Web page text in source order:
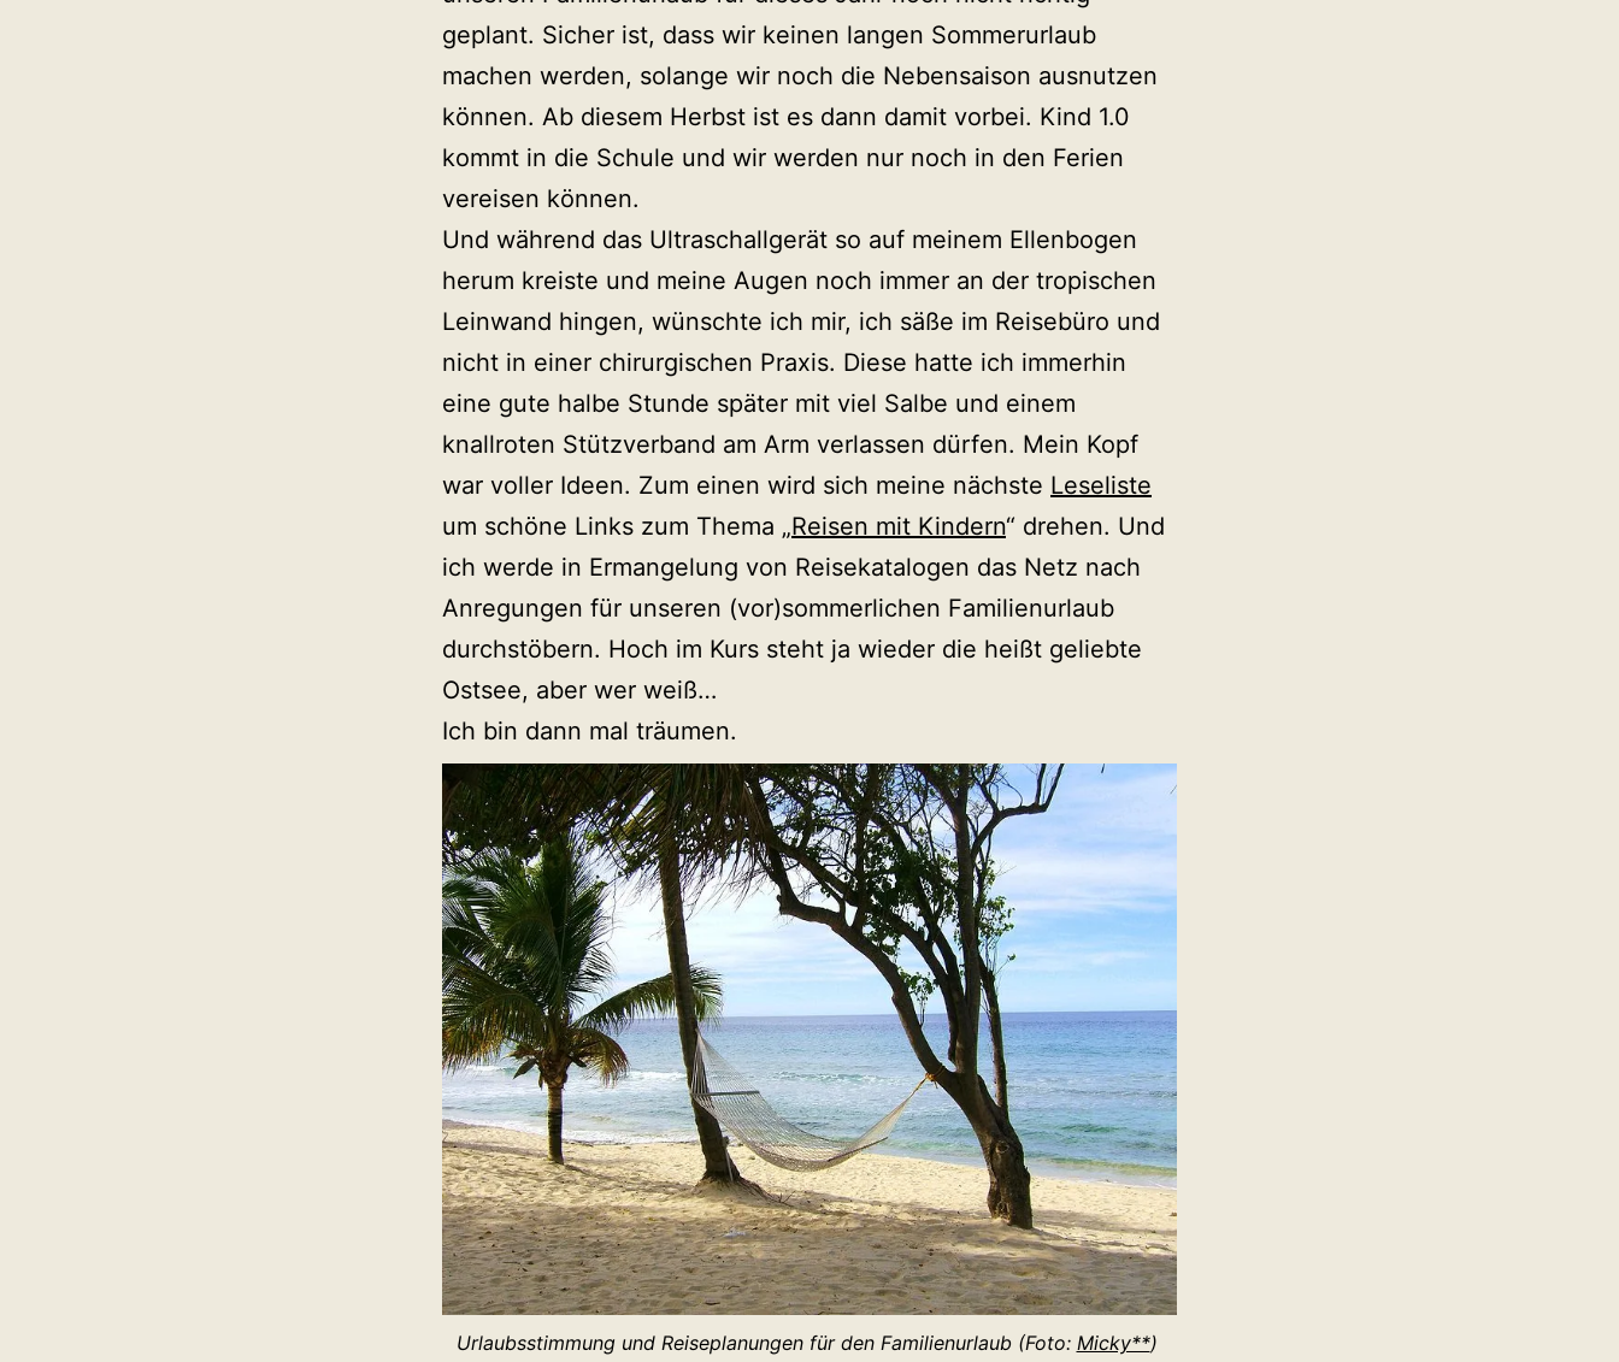
geplant. Sicher ist, dass wir keinen langen Sommerurlaub
machen werden, solange wir noch die Nebensaison ausnutzen
können. Ab diesem Herbst ist es dann damit vorbei. Kind 1.0
kommt in die Schule und wir werden nur noch in den Ferien
vereisen können.
Und während das Ultraschallgerät so auf meinem Ellenbogen
herum kreiste und meine Augen noch immer an der tropischen
Leinwand hingen, wünschte ich mir, ich säße im Reisebüro und
nicht in einer chirurgischen Praxis. Diese hatte ich immerhin
eine gute halbe Stunde später mit viel Salbe und einem
knallroten Stützverband am Arm verlassen dürfen. Mein Kopf
war voller Ideen. Zum einen wird sich meine nächste Leseliste
um schöne Links zum Thema „Reisen mit Kindern“ drehen. Und
ich werde in Ermangelung von Reisekatalogen das Netz nach
Anregungen für unseren (vor)sommerlichen Familienurlaub
durchstöbern. Hoch im Kurs steht ja wieder die heißt geliebte
Ostsee, aber wer weiß…
Ich bin dann mal träumen.
Urlaubsstimmung und Reiseplanungen für den Familienurlaub (Foto: Micky**)